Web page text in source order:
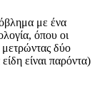
με ένα
όπου οι
μετρώντας δύο
είναι παρόντα)